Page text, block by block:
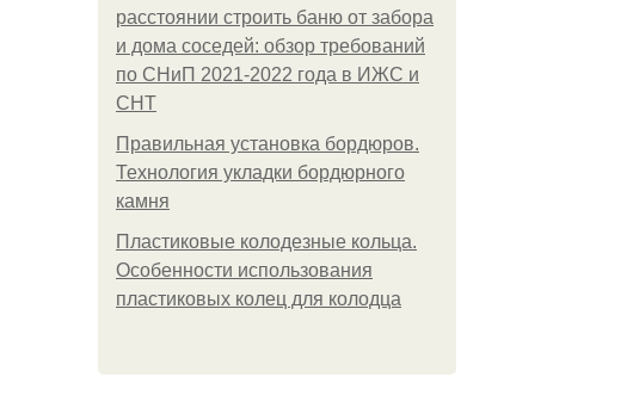
расстоянии строить баню от забора
и дома соседей: обзор требований
по СНиП 2021-2022 года в ИЖС и
СНТ
Правильная установка бордюров.
Технология укладки бордюрного
камня
Пластиковые колодезные кольца.
Особенности использования
пластиковых колец для колодца